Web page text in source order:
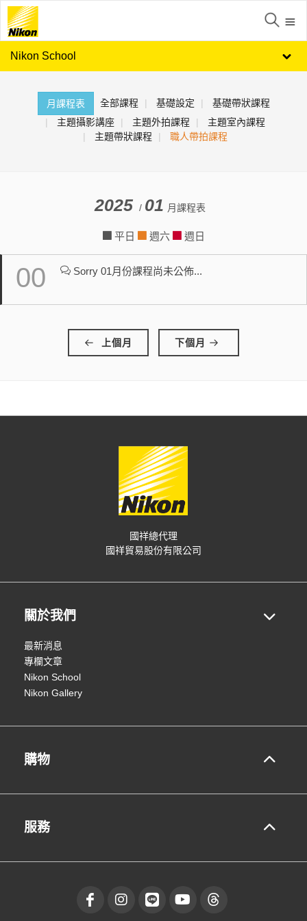
Nikon School
月課程表 全部課程 基礎設定
基礎帶狀課程
主題攝影講座
主題外拍課程
主題室內課程
主題帶狀課程
職人帶拍課程
2025 / 01 月課程表
平日 週六 週日
00 Sorry 01月份課程尚未公佈...
上個月 下個月
國祥總代理
國祥貿易股份有限公司
關於我們
最新消息
專欄文章
Nikon School
Nikon Gallery
購物
服務